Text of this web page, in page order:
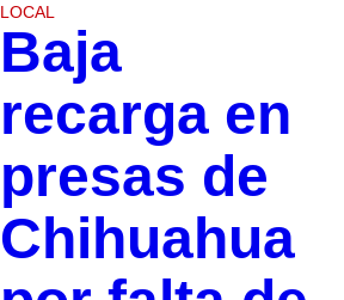
LOCAL
Baja
recarga en
presas de
Chihuahua